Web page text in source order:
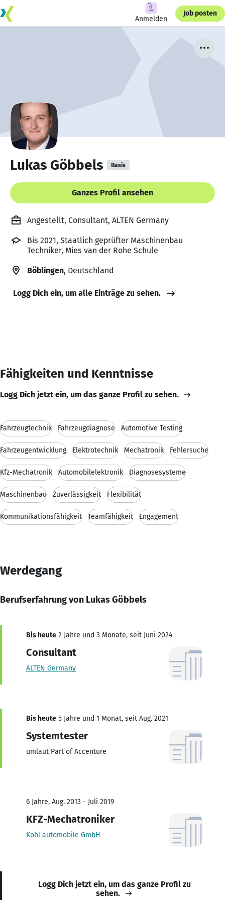
Anmelden
Job posten
Lukas Göbbels Basis
Ganzes Profil ansehen
Angestellt, Consultant, ALTEN Germany
Bis 2021, Staatlich geprüfter Maschinenbau
Techniker, Mies van der Rohe Schule
Böblingen, Deutschland
Logg Dich ein, um alle Einträge zu sehen.
Fähigkeiten und Kenntnisse
Logg Dich jetzt ein, um das ganze Profil zu sehen.
Fahrzeugtechnik Fahrzeugdiagnose Automotive Testing
Fahrzeugentwicklung Elektrotechnik Mechatronik Fehlersuche
Kfz-Mechatronik Automobilelektronik Diagnosesysteme
Maschinenbau Zuverlässigkeit Flexibilität
Kommunikationsfähigkeit Teamfähigkeit Engagement
Werdegang
Berufserfahrung von Lukas Göbbels
Bis heute 2 Jahre und 3 Monate, seit Juni 2024
Consultant
ALTEN Germany
Bis heute 5 Jahre und 1 Monat, seit Aug. 2021
Systemtester
umlaut Part of Accenture
6 Jahre, Aug. 2013 - Juli 2019
KFZ-Mechatroniker
Kohl automobile GmbH
Logg Dich jetzt ein, um das ganze Profil zu
sehen.